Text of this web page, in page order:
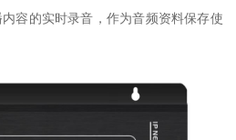
容的实时录音，作为音频资料保存使